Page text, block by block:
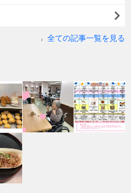
全ての記事一覧を見る